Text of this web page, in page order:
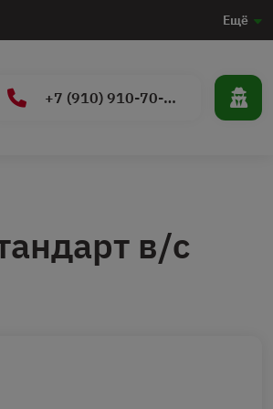
Ещё
+7 (910) 910-70-15
в/с